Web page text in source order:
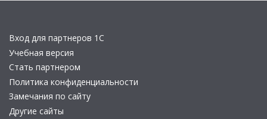
Вход для партнеров 1С
Учебная версия
Стать партнером
Политика конфиденциальности
Замечания по сайту
Другие сайты